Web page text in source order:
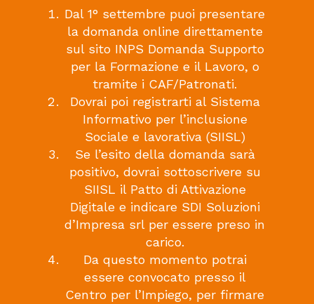
Dal 1° settembre puoi presentare
la domanda online direttamente
sul sito INPS Domanda Supporto
per la Formazione e il Lavoro, o
tramite i CAF/Patronati.
Dovrai poi registrarti al Sistema
Informativo per l’inclusione
Sociale e lavorativa (SIISL)
Se l’esito della domanda sarà
positivo, dovrai sottoscrivere su
SIISL il Patto di Attivazione
Digitale e indicare SDI Soluzioni
d’Impresa srl per essere preso in
carico.
Da questo momento potrai
essere convocato presso il
Centro per l’Impiego, per firmare